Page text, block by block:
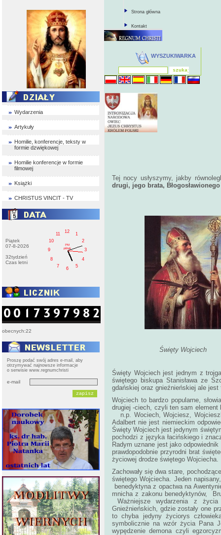
Wydarzenia
Artykuły
Homilie, konferencje, teksty w
formie dzwiękowej
Homilie konferencje w formie
filmowej
Książki
CHRISTUS VINCIT - TV
Piątek
07-8-2026
32tydzień
Czas letni
1
2
3
4
5
6
7
8
9
10
11
12
PM
pištek
obecnych:22
Proszę podać swój adres e-mail, aby
otrzymywać najnowsze informacje
o serwisie www.regnumchristi
e-mail
Strona główna
Kontakt
WYSZUKIWARKA
Tej nocy usłyszymy, jakby
drugi, jego brata,
Święty Wojciech
Święty Wojciech jest jednym z
świętego biskupa Stanisława ze
gdańskiej oraz gnieźnieńskiej ale
Wojciech to bardzo popularne,
drugiej -ciech, czyli ten sam
n.p. Wociech, Wojciesz,
Adalbert nie jest niemieckim
Święty Wojciech jest jedynym
pochodzi z języka łacińskiego i
Radym uznane jest jako
prawdopodobnie przyrodni brat
życiowej drodze świętego Wojciecha.
Zachowały się dwa stare,
świętego Wojciecha. Jeden
benedyktyna z opactwa na
mnicha z zakonu benedyktynów,
Ważniejsze wydarzenia z życia
Gnieźnieńskich, gdzie zostały one
to chyba jedyny życiorys
symbolicznie na wzór życia Pana
wypędzenie demona czyli